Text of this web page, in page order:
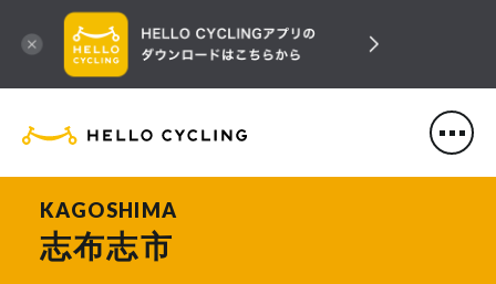
HELLO CYCLING（ハローサ
KAGOSHIMA
志布志市